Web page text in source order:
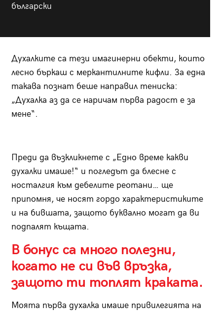
български
Духалките са тези имагинерни обекти, които
лесно бъркаш с меркантилните кифли. За една
такава познат беше направил тениска:
„Духалка аз да се наричам първа радост е за
мене“.
Преди да възкликнете с „Едно време какви
духалки имаше!“ и погледът да блесне с
носталгия към дебелите реотани… ще
припомня, че носят гордо характеристиките
и на бившата, защото буквално могат да ви
подпалят къщата.
В бонус са много полезни,
когато не си във връзка,
защото ти топлят краката.
Моята първа духалка имаше привилегията на